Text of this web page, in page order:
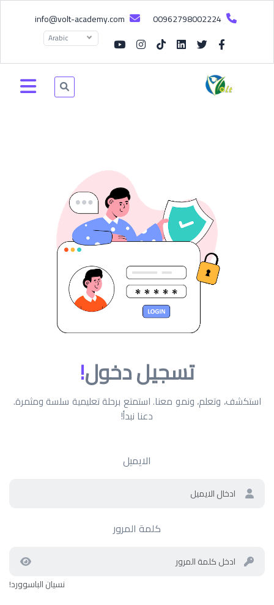
00962798002224
Arabic
تسجيل دخول!
استكشف، وتعلم، ونمو معنا. استمتع برحلة تعليمية سلسة ومثمرة.
دعنا نبدأ!
الايميل
كلمة المرور
نسيان الباسوورد!